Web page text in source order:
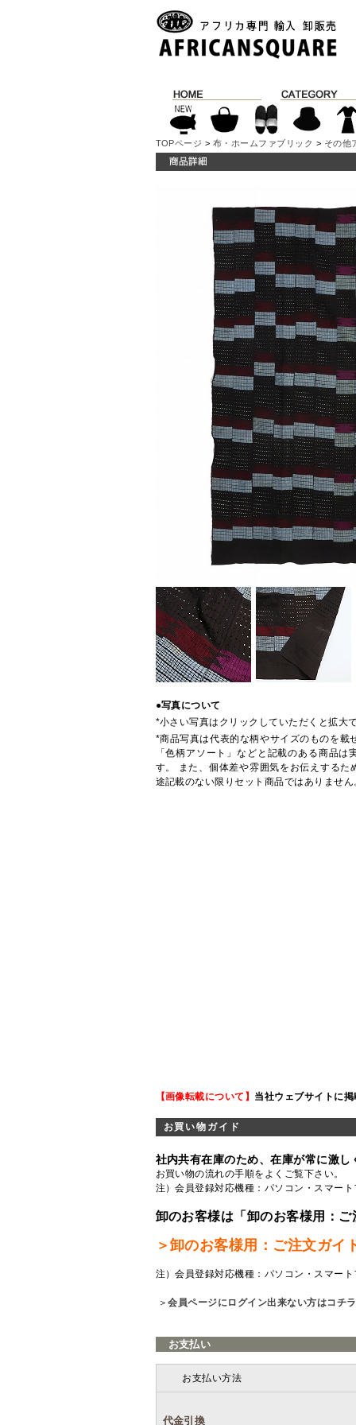
TOPページ > 布・ホームファブリック > その他
●写真について
*小さい写真はクリックしていただくと拡大
*商品写真は代表的な柄やサイズのものを
「色柄アソート」などと記載のある商品
す。 また、個体差や雰囲気をお伝えする
途記載のない限りセット商品ではありません
【画像転載について】 当社ウェブサイトに
お買い物ガイド
社内共有在庫のため、在庫が常に激
お買い物の流れの手順をよくご覧下さい。
注）会員登録対応機種：パソコン・スマー
卸のお客様は「卸のお客様用：
＞卸のお客様用：ご注文ガイ
注）会員登録対応機種：パソコン・スマー
＞会員ページにログイン出来ない方はコチラ
お支払い
お支払い方法
代金引換